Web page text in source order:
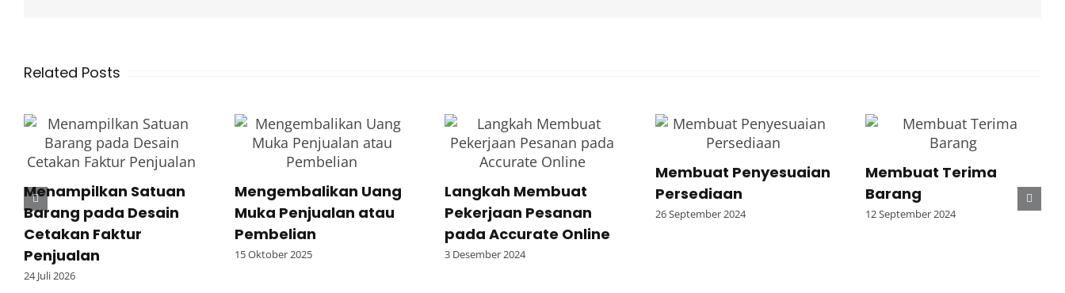
Related Posts
Menampilkan Satuan
Barang pada Desain
Cetakan Faktur
Penjualan
24 Juli 2026
Mengembalikan Uang
Muka Penjualan atau
Pembelian
15 Oktober 2025
Langkah Membuat
Pekerjaan Pesanan
pada Accurate Online
3 Desember 2024
Membuat Penyesuaian
Persediaan
26 September 2024
Membuat Terima
Barang
12 September 2024